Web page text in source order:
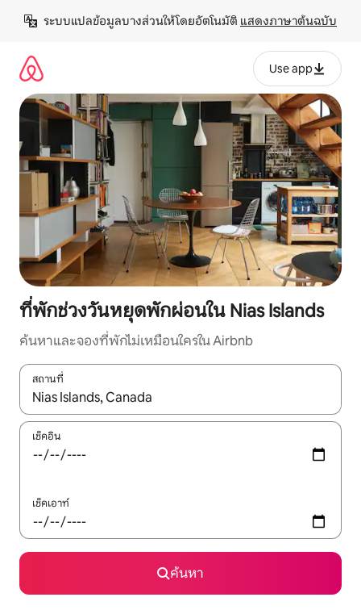
เนื้อหา
ระบบแปลข้อมูลบางส่วนให้โดยอัตโนมัติ แสดงภาษาต้นฉบับ
Use app
ที่พักช่วงวันหยุดพักผ่อนใน Nias Islands
ค้นหาและจองที่พักไม่เหมือนใครใน Airbnb
สถานที่
ใช้ลูกศรขึ้นลง หรือใช้การสัมผัสหรือปัด เพื่อสำรวจผลการค้นหา
เช็คอิน
เช็คเอาท์
ค้นหา